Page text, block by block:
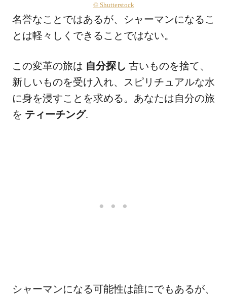
© Shutterstock
名誉なことではあるが、シャーマンになるこ
とは軽々しくできることではない。
この変革の旅は 自分探し 古いものを捨て、
新しいものを受け入れ、スピリチュアルな水
に身を浸すことを求める。あなたは自分の旅
を ティーチング.
シャーマンになる可能性は誰にでもあるが、